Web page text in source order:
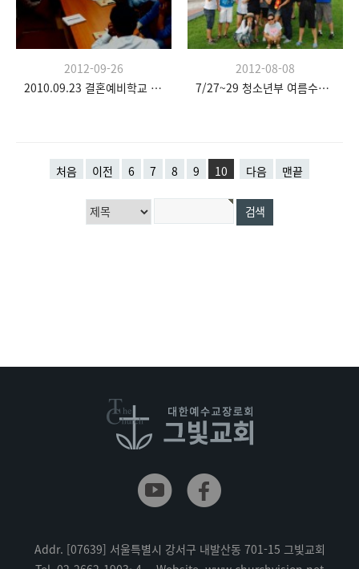
2012-09-26
2010.09.23 결혼예비학교 첫 번째
2012-08-08
7/27~29 청소년부 여름수련회
처음 이전 6 7 8 9 10 다음 맨끝
Addr. [07639] 서울특별시 강서구 내발산동 701-15 그빛교회